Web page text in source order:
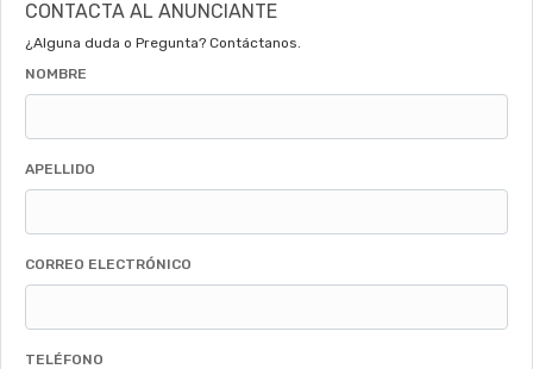
CONTACTA AL ANUNCIANTE
¿Alguna duda o Pregunta? Contáctanos.
NOMBRE
APELLIDO
CORREO ELECTRÓNICO
TELÉFONO